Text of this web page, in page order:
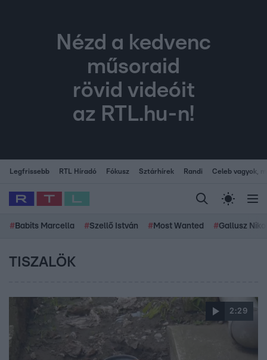
Nézd a kedvenc
műsoraid
rövid videóit
az RTL.hu-n!
Legfrissebb RTL Híradó Fókusz Sztárhírek Randi Celeb vagyok,
# Babits Marcella #Szellő István # Most Wanted #Gallusz
TISZALÖK
2:29